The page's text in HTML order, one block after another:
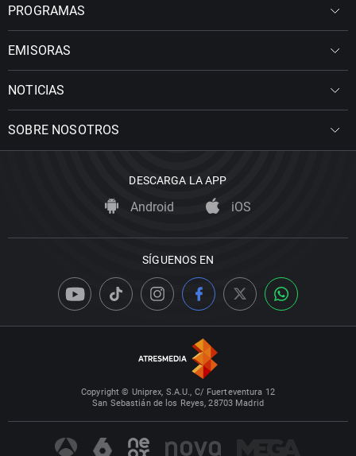
PROGRAMAS
EMISORAS
NOTICIAS
SOBRE NOSOTROS
DESCARGA LA APP
Android iOS
SÍGUENOS EN
Copyright © Uniprex, S.A.U., C/ Fuerteventura 12
San Sebastián de los Reyes, 28703 Madrid